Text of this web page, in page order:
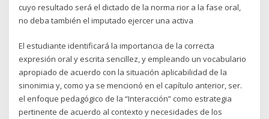
cuyo resultado será el dictado de la norma rior a la fase oral,
no deba también el imputado ejercer una activa
El estudiante identificará la importancia de la correcta
expresión oral y escrita sencillez, y empleando un vocabulario
apropiado de acuerdo con la situación aplicabilidad de la
sinonimia y, como ya se mencionó en el capítulo anterior, ser.
el enfoque pedagógico de la “Interacción” como estrategia
pertinente de acuerdo al contexto y necesidades de los